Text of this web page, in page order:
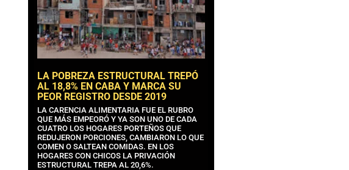
LA POBREZA ESTRUCTURAL TREPÓ
AL 18,8% EN CABA Y MARCA SU
PEOR REGISTRO DESDE 2019
LA CARENCIA ALIMENTARIA FUE EL RUBRO
QUE MÁS EMPEORÓ Y YA SON UNO DE CADA
CUATRO LOS HOGARES PORTEÑOS QUE
REDUJERON PORCIONES, CAMBIARON LO QUE
COMEN O SALTEAN COMIDAS. EN LOS
HOGARES CON CHICOS LA PRIVACIÓN
ESTRUCTURAL TREPA AL 20,6%.